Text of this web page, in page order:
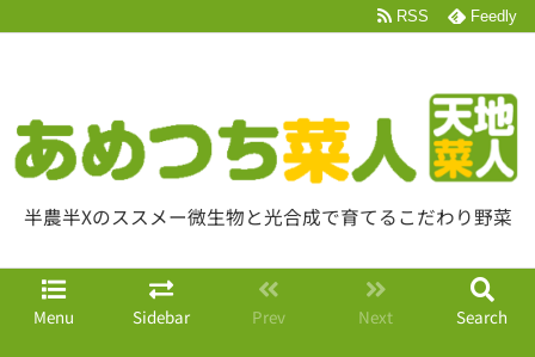
半農半Xのススメー微生物と光合成で育てるこだわり野菜
Menu Sidebar Prev Next Search
RSS Feedly